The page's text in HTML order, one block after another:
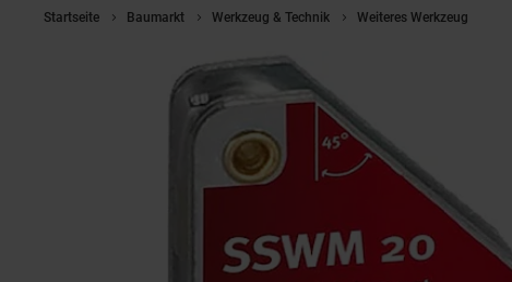
Startseite Baumarkt Werkzeug & Technik Weiteres Werkzeug